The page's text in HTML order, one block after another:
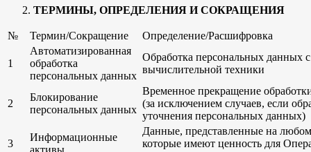
ТЕРМИНЫ, ОПРЕДЕЛЕНИЯ И СОКРАЩЕНИЯ
№ Термин/Сокращение Определение/Расшифровка
1
Автоматизированная
обработка
персональных данных
Обработка персональных данных
вычислительной техники
2
Блокирование
персональных данных
Временное прекращение
(за исключением случаев, если
уточнения персональных данных)
3
Информационные
активы
Данные, представленные на
которые имеют ценность для